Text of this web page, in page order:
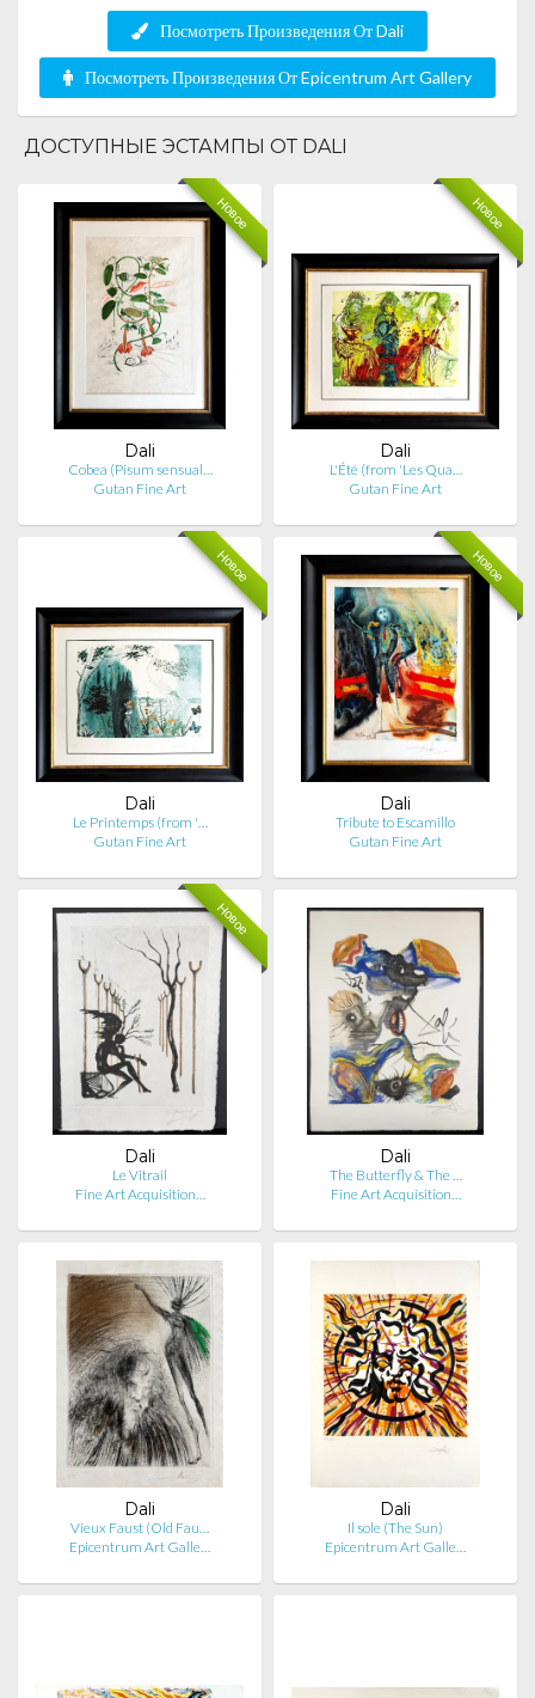
Посмотреть Произведения От Dali
Посмотреть Произведения От Epicentrum Art Gallery
ДОСТУПНЫЕ ЭСТАМПЫ ОТ DALI
Новое
Dali
Cobea (Pisum sensual…
Gutan Fine Art
Новое
Dali
L'Été (from 'Les Qua…
Gutan Fine Art
Новое
Dali
Le Printemps (from '…
Gutan Fine Art
Новое
Dali
Tribute to Escamillo
Gutan Fine Art
Новое
Dali
Le Vitrail
Fine Art Acquisition…
Dali
The Butterfly & The …
Fine Art Acquisition…
Dali
Vieux Faust (Old Fau…
Epicentrum Art Galle…
Dali
Il sole (The Sun)
Epicentrum Art Galle…